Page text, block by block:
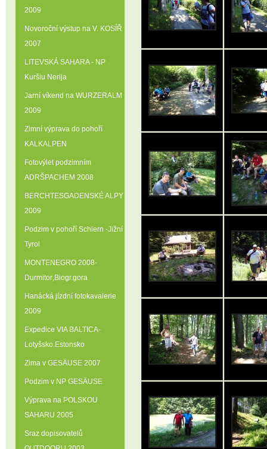
2009
Novoroční výstup na V. KOSÍŘ
2007
LITEVSKÁ SAHARA - NP
Kuršiu Nerija
Jarní víkend na WURZERALM
2009
Zimní výprava do pohoří
KALKALPEN
Fotovýlet podzimním
ADRŠPACHEM 2008
BERCHTESGADENSKÉ ALPY
2009
Podzim v pohoří Schlern -Jižní
Tyrol
MONTENEGRO 2008-
Durmitor‚Biogr.gora
Hanácká jízdní fotokavalerie
2009
Expedice VIA BALTICA-
Lotyšsko.Estonsko
Zima v GESÄUSE 2007
Podzim v NP GESÄUSE
Výprava na POLSKOU
SAHARU 2005
Sraz dopisovatelů